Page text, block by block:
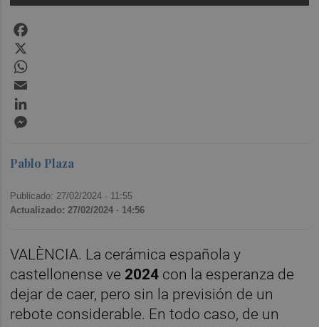
Pablo Plaza
Publicado: 27/02/2024 · 11:55
Actualizado: 27/02/2024 · 14:56
VALÈNCIA. La cerámica española y
castellonense ve 2024 con la esperanza de
dejar de caer, pero sin la previsión de un
rebote considerable. En todo caso, de un